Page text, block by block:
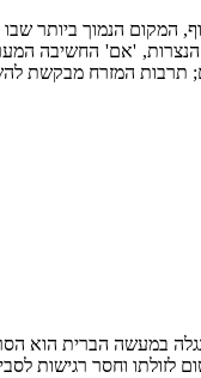
הנמוך ביותר
הנצרות, 'אם' החשיבה
במעשה הברית הוא
וחסר רגישות